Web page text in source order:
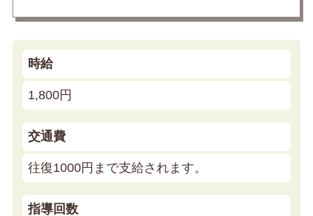
時給
1,800円
交通費
往復1000円まで支給されます。
指導回数